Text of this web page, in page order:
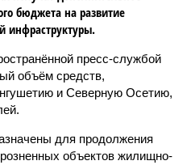
бюджета на развитие
инфраструктуры.
пресс-службой
объём средств,
и Северную Осетию,
для продолжения
объектов жилищно-